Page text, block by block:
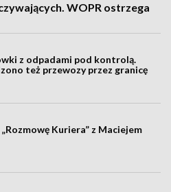
WOPR ostrzega
z odpadami pod kontrolą.
też przewozy przez granicę
Kuriera” z Maciejem